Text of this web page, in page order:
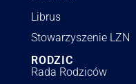
Librus
Stowarzyszenie LZN
RODZIC
Rada Rodziców